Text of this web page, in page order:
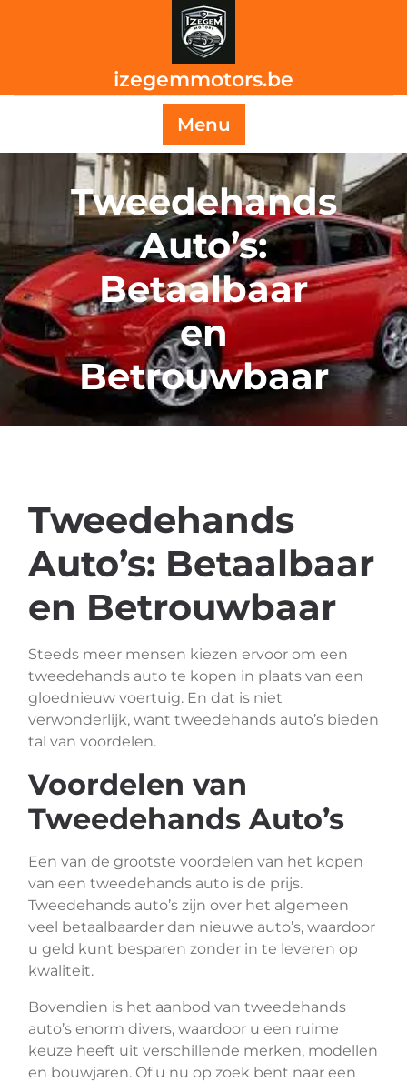
izegemmotors.be
Menu
Tweedehands
Auto’s:
Betaalbaar
en
Betrouwbaar
Tweedehands
Auto’s: Betaalbaar
en Betrouwbaar
Steeds meer mensen kiezen ervoor om een
tweedehands auto te kopen in plaats van een
gloednieuw voertuig. En dat is niet
verwonderlijk, want tweedehands auto’s bieden
tal van voordelen.
Voordelen van
Tweedehands Auto’s
Een van de grootste voordelen van het kopen
van een tweedehands auto is de prijs.
Tweedehands auto’s zijn over het algemeen
veel betaalbaarder dan nieuwe auto’s, waardoor
u geld kunt besparen zonder in te leveren op
kwaliteit.
Bovendien is het aanbod van tweedehands
auto’s enorm divers, waardoor u een ruime
keuze heeft uit verschillende merken, modellen
en bouwjaren. Of u nu op zoek bent naar een